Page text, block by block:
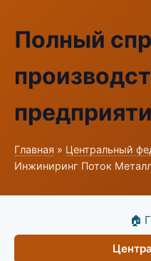
Полный
Главная » Центральный
Инжиниринг Поток
🏠